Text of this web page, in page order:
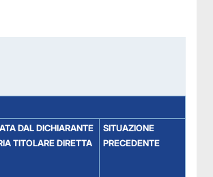
DAL DICHIARANTE
TITOLARE DIRETTA
SITUAZIONE
PRECEDENTE